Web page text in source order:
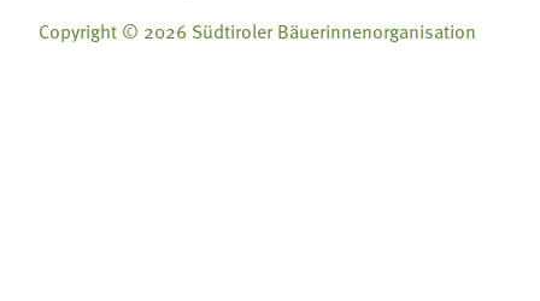
Copyright © 2026 Südtiroler Bäuerinnenorganisation